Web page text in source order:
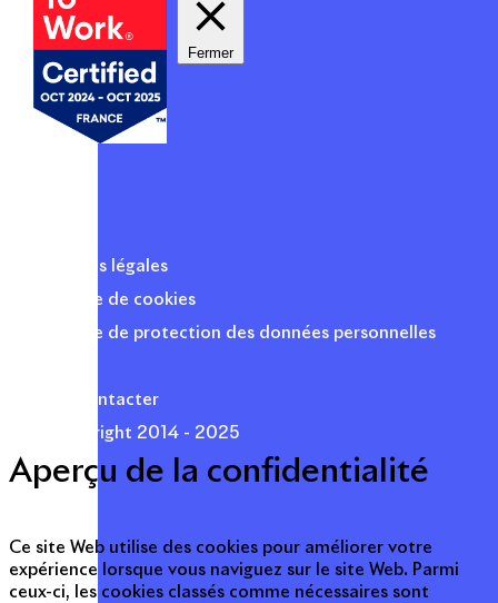
Mentions légales
Politique de cookies
Politique de protection des données personnelles
Nous contacter
© Copyright 2014 - 2025
Fermer
Aperçu de la confidentialité
Ce site Web utilise des cookies pour améliorer votre
expérience lorsque vous naviguez sur le site Web. Parmi
ceux-ci, les cookies classés comme nécessaires sont